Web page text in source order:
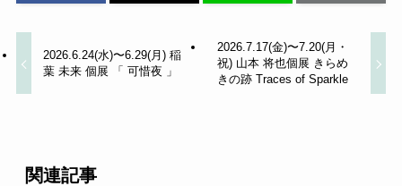
2026.6.24(水)〜6.29(月) 稲
葉 未来 個展 「 可惜夜 」
2026.7.17(金)〜7.20(月・
祝) 山本 将也個展 きらめ
きの跡 Traces of Sparkle
関連記事